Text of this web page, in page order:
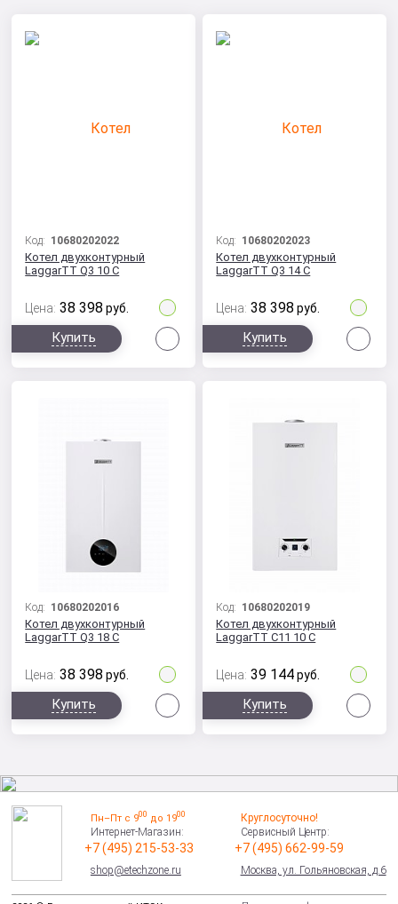
Код: 10680202022
Котел двухконтурный
LaggarTT Q3 10 C
Цена: 38 398 руб.
Купить
Код: 10680202023
Котел двухконтурный
LaggarTT Q3 14 C
Цена: 38 398 руб.
Купить
Код: 10680202016
Котел двухконтурный
LaggarTT Q3 18 C
Цена: 38 398 руб.
Купить
Код: 10680202019
Котел двухконтурный
LaggarTT C11 10 C
Цена: 39 144 руб.
Купить
Пн–Пт с 900 до 1900
Интернет-Магазин:
+7 (495) 215-53-33
shop@etechzone.ru
Круглосуточно!
Сервисный Центр:
+7 (495) 662-99-59
Москва, ул. Гольяновская, д.6